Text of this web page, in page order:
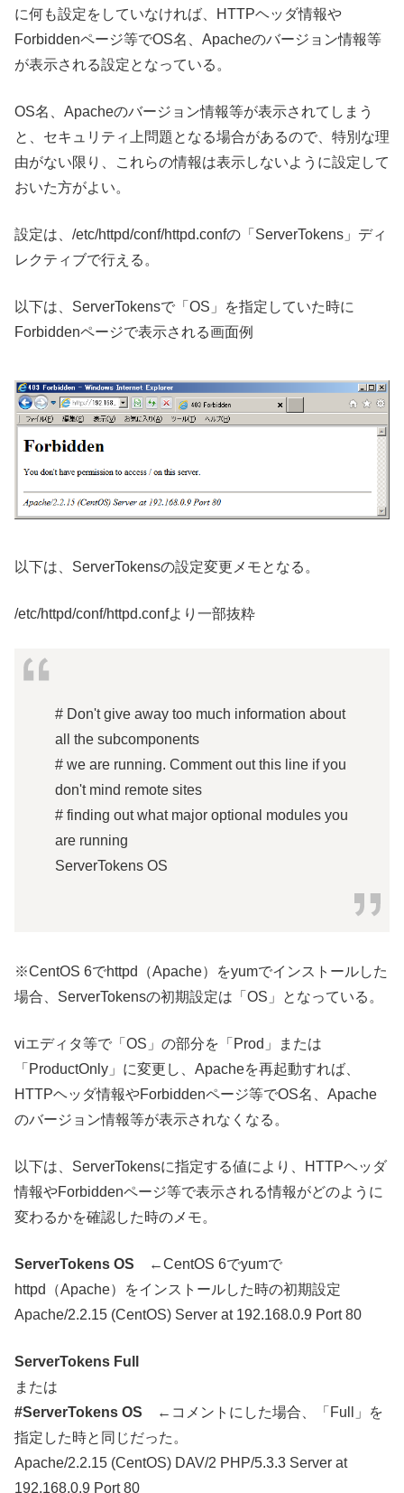
に何も設定をしていなければ、HTTPヘッダ情報や
Forbiddenページ等でOS名、Apacheのバージョン情報等
が表示される設定となっている。
OS名、Apacheのバージョン情報等が表示されてしまう
と、セキュリティ上問題となる場合があるので、特別な理
由がない限り、これらの情報は表示しないように設定して
おいた方がよい。
設定は、/etc/httpd/conf/httpd.confの「ServerTokens」ディ
レクティブで行える。
以下は、ServerTokensで「OS」を指定していた時に
Forbiddenページで表示される画面例
以下は、ServerTokensの設定変更メモとなる。
/etc/httpd/conf/httpd.confより一部抜粋
# Don't give away too much information about
all the subcomponents
# we are running. Comment out this line if you
don't mind remote sites
# finding out what major optional modules you
are running
ServerTokens OS
※CentOS 6でhttpd（Apache）をyumでインストールした
場合、ServerTokensの初期設定は「OS」となっている。
viエディタ等で「OS」の部分を「Prod」または
「ProductOnly」に変更し、Apacheを再起動すれば、
HTTPヘッダ情報やForbiddenページ等でOS名、Apache
のバージョン情報等が表示されなくなる。
以下は、ServerTokensに指定する値により、HTTPヘッダ
情報やForbiddenページ等で表示される情報がどのように
変わるかを確認した時のメモ。
ServerTokens OS ←CentOS 6でyumで
httpd（Apache）をインストールした時の初期設定
Apache/2.2.15 (CentOS) Server at 192.168.0.9 Port 80
ServerTokens Full
または
#ServerTokens OS ←コメントにした場合、「Full」を
指定した時と同じだった。
Apache/2.2.15 (CentOS) DAV/2 PHP/5.3.3 Server at
192.168.0.9 Port 80